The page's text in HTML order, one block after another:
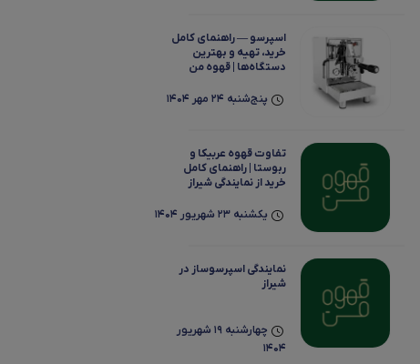
اسپرسو — راهنمای کامل
خرید، تهیه و بهترین
دستگاه‌ها | قهوه من
پنج‌شنبه 24 مهر 1404
تفاوت قهوه عربیکا و
ربوستا | راهنمای کامل
خرید از نمایندگی شیراز
یکشنبه 23 شهریور 1404
نمایندگی اسپرسوساز در
شیراز
چهارشنبه 19 شهریور
1404